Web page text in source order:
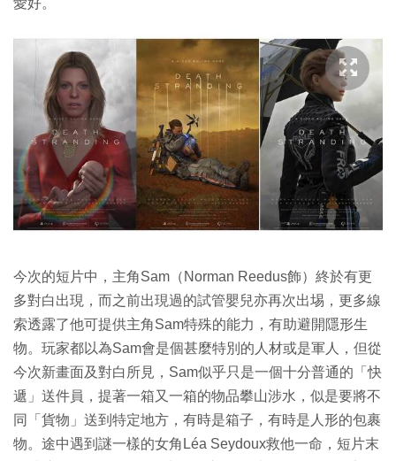
愛好。
今次的短片中，主角Sam（Norman Reedus飾）終於有更
多對白出現，而之前出現過的試管嬰兒亦再次出埸，更多線
索透露了他可提供主角Sam特殊的能力，有助避開隱形生
物。玩家都以為Sam會是個甚麼特別的人材或是軍人，但從
今次新畫面及對白所見，Sam似乎只是一個十分普通的「快
遞」送件員，提著一箱又一箱的物品攀山涉水，似是要將不
同「貨物」送到特定地方，有時是箱子，有時是人形的包裹
物。途中遇到謎一樣的女角Léa Seydoux救他一命，短片末